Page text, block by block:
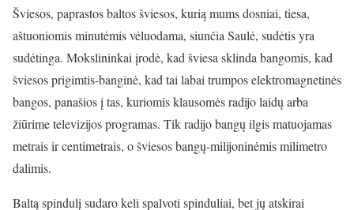
Šviesos, paprastos baltos šviesos, kurią mums dosniai, tiesa,
aštuoniomis minutėmis vėluodama, siunčia Saulė, sudėtis yra
sudėtinga. Mokslininkai įrodė, kad šviesa sklinda bangomis, kad
šviesos prigimtis-banginė, kad tai labai trumpos elektromagnetinės
bangos, panašios į tas, kuriomis klausomės radijo laidų arba
žiūrime televizijos programas. Tik radijo bangų ilgis matuojamas
metrais ir centimetrais, o šviesos bangų-milijoninėmis milimetro
dalimis.
Baltą spindulį sudaro keli spalvoti spinduliai, bet jų atskirai